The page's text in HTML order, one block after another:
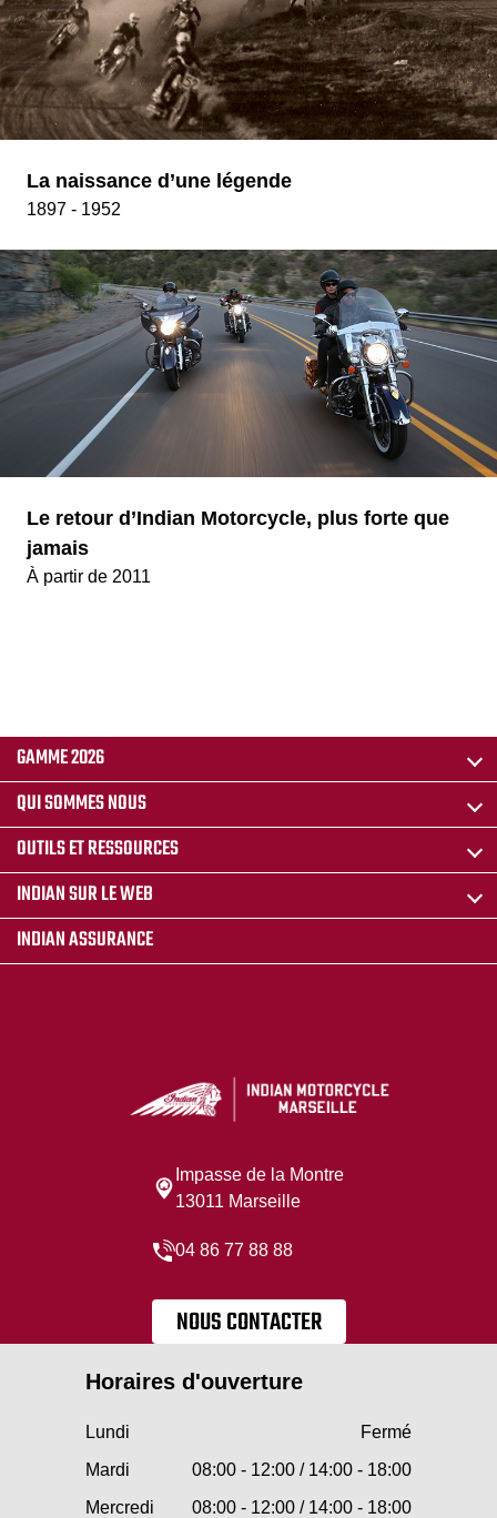
La naissance d’une légende
1897 - 1952
Le retour d’Indian Motorcycle, plus forte que
jamais
À partir de 2011
GAMME 2026
QUI SOMMES NOUS
OUTILS ET RESSOURCES
INDIAN SUR LE WEB
INDIAN ASSURANCE
Impasse de la Montre
13011 Marseille
04 86 77 88 88
NOUS CONTACTER
Horaires d'ouverture
Lundi
Fermé
Mardi
08:00 - 12:00 / 14:00 - 18:00
Mercredi
08:00 - 12:00 / 14:00 - 18:00